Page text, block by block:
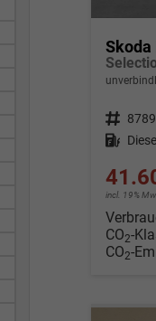
Skoda
Fahrzeugnr.
Kraftstoff Diesel
incl. 19%
CO2-
CO2-